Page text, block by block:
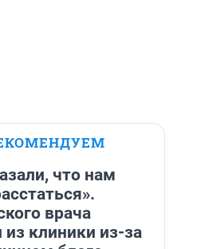
что нам
врача
из клиники из-за